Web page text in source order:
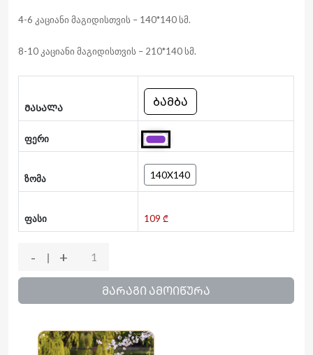
4-6 კაციანი მაგიდისთვის – 140*140 სმ.
8-10 კაციანი მაგიდისთვის – 210*140 სმ.
ᲛᲐᲡᲐᲚᲐ
ᲑᲐᲛᲑᲐ
ფერი
ზომა 140X140
ფასი 109 ₾
- +
ᲛᲐᲠᲐᲒᲘ ᲐᲛᲝᲘᲬᲣᲠᲐ